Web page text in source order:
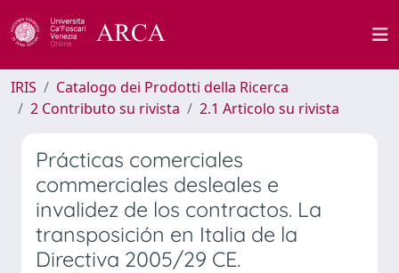
IRIS
Catalogo dei Prodotti della Ricerca
2 Contributo su rivista
2.1 Articolo su rivista
Prácticas comerciales
commerciales desleales e
invalidez de los contractos. La
transposición en Italia de la
Directiva 2005/29 CE.